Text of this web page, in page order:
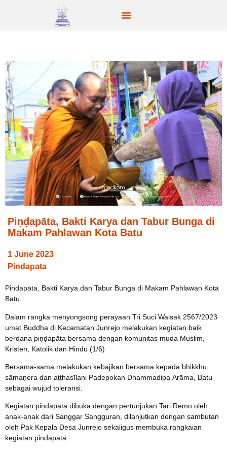
Piṇḍapāta, Bakti Karya dan Tabur Bunga di
Makam Pahlawan Kota Batu
1 June 2023
Pindapata
Piṇḍapāta, Bakti Karya dan Tabur Bunga di Makam Pahlawan Kota
Batu.
Dalam rangka menyongsong perayaan Tri Suci Waisak 2567/2023
umat Buddha di Kecamatan Junrejo melakukan kegiatan baik
berdana piṇḍapāta bersama dengan komunitas muda Muslim,
Kristen, Katolik dan Hindu (1/6)
Bersama-sama melakukan kebajikan bersama kepada bhikkhu,
sāmaṇera dan aṭṭhasīlani Padepokan Dhammadipa Ārāma, Batu
sebagai wujud toleransi.
Kegiatan piṇḍapāta dibuka dengan pertunjukan Tari Remo oleh
anak-anak dari Sanggar Sangguran, dilanjutkan dengan sambutan
oleh Pak Kepala Desa Junrejo sekaligus membuka rangkaian
kegiatan piṇḍapāta.